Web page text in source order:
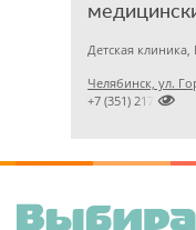
Челябинск, ул.

+7 (351) 2172376